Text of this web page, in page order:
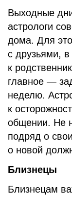
Выходные
астрологи
дома. Для
с друзьями, в
к
главное —
неделю.
к
общении. Не
подряд о
о новой
Близнецы
Близнецам